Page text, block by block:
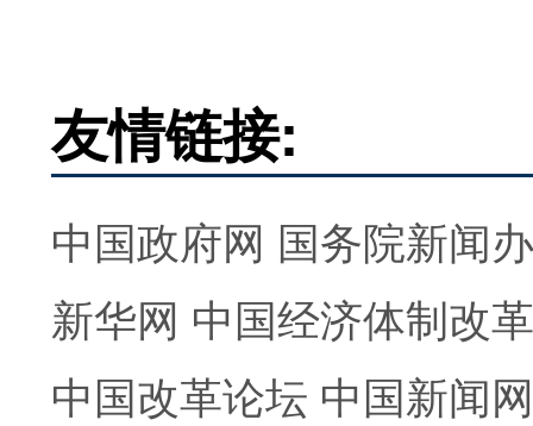
友情链接:
中国政府网 国务院新闻
新华网 中国经济体制改
中国改革论坛 中国新闻网